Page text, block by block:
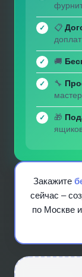
📋
доплат
🚚
🔧
🎁
Закажите
сейчас –
по Москве